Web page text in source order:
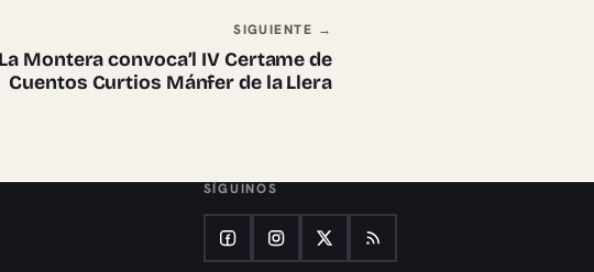
SIGUIENTE →
Montera convoca’l IV Certame de
Cuentos Curtios Mánfer de la Llera
SÍGUINOS